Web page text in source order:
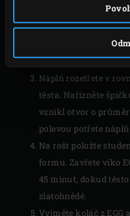
Mezitím máslem
cm) s odnímatelným
pomoučené pracovní
milimetrů a vyložte
Náplň rozetřete v
těsta. Nařízněte
vznikl otvor o
polevou potřete
Na rošt položte
formu. Zavřete víko
45 minut, dokud
zlatohnědé.
Vyjměte koláč z